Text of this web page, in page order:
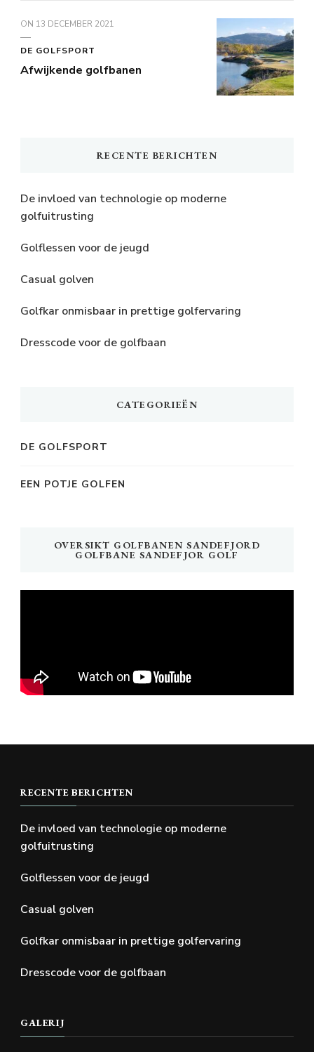
ON 13 DECEMBER 2021
DE GOLFSPORT
Afwijkende golfbanen
RECENTE BERICHTEN
De invloed van technologie op moderne
golfuitrusting
Golflessen voor de jeugd
Casual golven
Golfkar onmisbaar in prettige golfervaring
Dresscode voor de golfbaan
CATEGORIEËN
DE GOLFSPORT
EEN POTJE GOLFEN
OVERSIKT GOLFBANEN SANDEFJORD
GOLFBANE SANDEFJOR GOLF
RECENTE BERICHTEN
De invloed van technologie op moderne
golfuitrusting
Golflessen voor de jeugd
Casual golven
Golfkar onmisbaar in prettige golfervaring
Dresscode voor de golfbaan
GALERIJ